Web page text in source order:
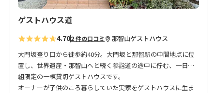
ゲストハウス道
4.702 件の口コミ 那智山ゲストハウス
大門坂登り口から徒歩約40分。大門坂と那智駅の中間地点に位
置し、世界遺産・那智山へと続く参詣道の途中に佇む、一日一
組限定の一棟貸切ゲストハウスです。
オーナーが子供のころ暮らしていた実家をゲストハウスに生ま